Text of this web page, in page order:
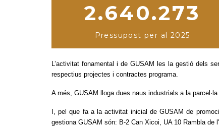
2.640.273
Pressupost per al 2025
L’activitat fonamental i de GUSAM les la gestió dels
respectius projectes i contractes programa.
A més, GUSAM lloga dues naus industrials a la
I, pel que fa a la activitat inicial de GUSAM de
gestiona GUSAM són: B-2 Can Xicoi, UA 10 Rambla de